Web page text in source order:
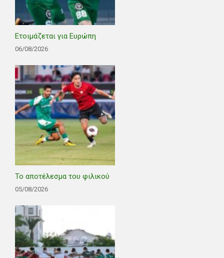
Ετοιμάζεται για Ευρώπη
06/08/2026
Το αποτέλεσμα του φιλικού
05/08/2026